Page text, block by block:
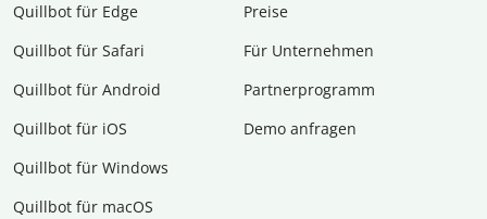
Quillbot für Edge
Quillbot für Safari
Quillbot für Android
Quillbot für iOS
Quillbot für Windows
Quillbot für macOS
Preise
Für Unternehmen
Partnerprogramm
Demo anfragen